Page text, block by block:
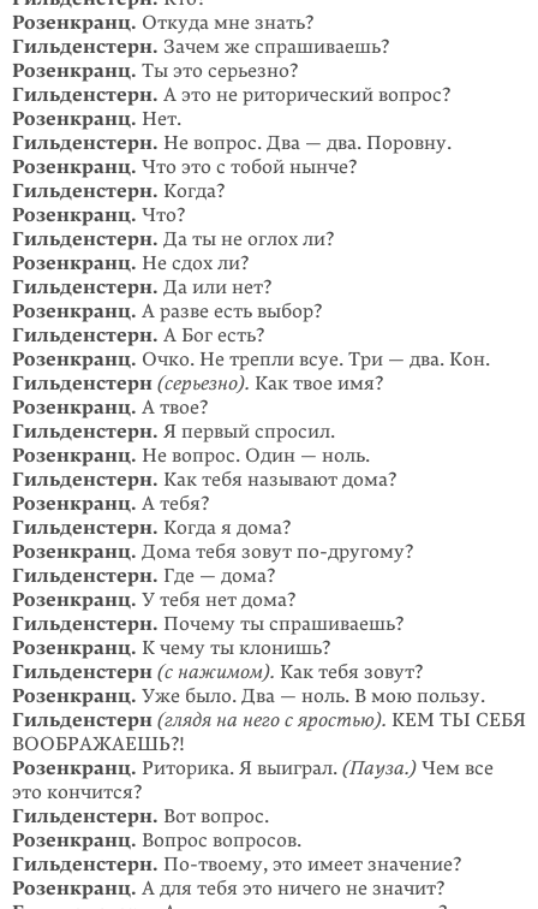
Розенкранц. Откуда мне знать?
Гильденстерн. Зачем же спрашиваешь?
Розенкранц. Ты это серьезно?
Гильденстерн. А это не риторический вопрос?
Розенкранц. Нет.
Гильденстерн. Не вопрос. Два — два. Поровну.
Розенкранц. Что это с тобой нынче?
Гильденстерн. Когда?
Розенкранц. Что?
Гильденстерн. Да ты не оглох ли?
Розенкранц. Не сдох ли?
Гильденстерн. Да или нет?
Розенкранц. А разве есть выбор?
Гильденстерн. А Бог есть?
Розенкранц. Очко. Не трепли всуе. Три — два. Кон.
Гильденстерн (серьезно). Как твое имя?
Розенкранц. А твое?
Гильденстерн. Я первый спросил.
Розенкранц. Не вопрос. Один — ноль.
Гильденстерн. Как тебя называют дома?
Розенкранц. А тебя?
Гильденстерн. Когда я дома?
Розенкранц. Дома тебя зовут по-другому?
Гильденстерн. Где — дома?
Розенкранц. У тебя нет дома?
Гильденстерн. Почему ты спрашиваешь?
Розенкранц. К чему ты клонишь?
Гильденстерн (с нажимом). Как тебя зовут?
Розенкранц. Уже было. Два — ноль. В мою пользу.
Гильденстерн (глядя на него с яростью). КЕМ ТЫ СЕБЯ
ВООБРАЖАЕШЬ?!
Розенкранц. Риторика. Я выиграл. (Пауза.) Чем все
это кончится?
Гильденстерн. Вот вопрос.
Розенкранц. Вопрос вопросов.
Гильденстерн. По-твоему, это имеет значение?
Розенкранц. А для тебя это ничего не значит?